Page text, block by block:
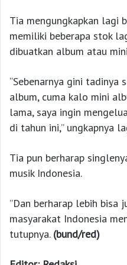
Tia mengungkapkan lagi
memiliki beberapa stok
dibuatkan album atau
“Sebenarnya gini tadinya
album, cuma kalo mini
lama, saya ingin
di tahun ini,” ungkapnya
Tia pun berharap
musik Indonesia.
”Dan berharap lebih bisa
masyarakat Indonesia
tutupnya. (bund/red)